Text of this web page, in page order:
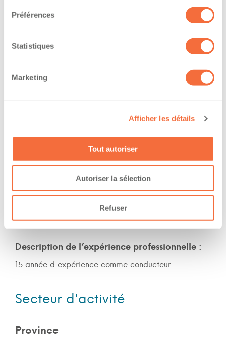
Préférences
Statistiques
Marketing
Afficher les détails
Tout autoriser
Autoriser la sélection
Refuser
conduite d'un chariot élévateur (cariste)
The owner-operator has the ability to
Soir
Expérience
Nombre d'années d'expériences 15 ans
Le chauffeur a de l'expérience en forêt
Le chauffeur a de l'expérience en montagne
Description de l’expérience professionnelle :
15 année d expérience comme conducteur
Secteur d'activité
Province